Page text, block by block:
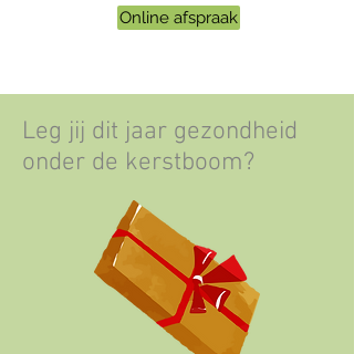
Online afspraak
Leg jij dit jaar gezondheid
onder de kerstboom?